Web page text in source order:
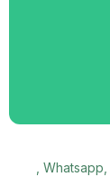
Whatsapp